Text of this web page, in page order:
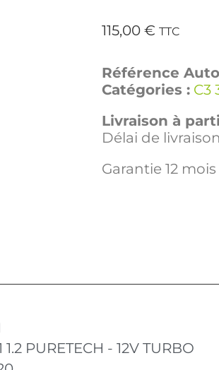
115,00 € TTC
Référence
Catégories : C3
Livraison à
Délai de
Garantie 12 mois
1.2 PURETECH - 12V TURBO